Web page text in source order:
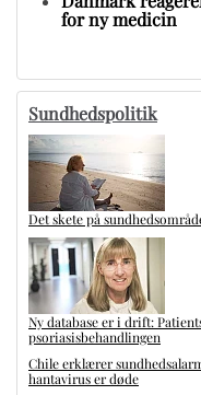
for ny medicin
Sundhedspolitik
Det skete på
Ny database er i drift:
psoriasisbehandlingen
Chile erklærer
hantavirus er døde